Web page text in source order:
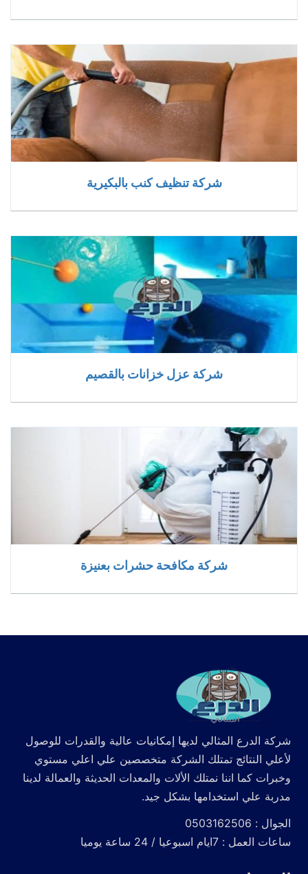
شركة تنظيف كنب بالبكيرية
شركة عزل خزانات بالقصيم
شركة مكافحة حشرات بعنيزة
شركة الدرع المثالي لديها إمكانيات عالية والقدرات للوصول
لأعلي النتائج تمتلك الشركة متخصصين علي اعلي مستوي
وخبرات كما اننا نمتلك الألات والمعدات الحديثة والعمالة لدينا
مدربة علي استخدامها بشكل جيد.
الجوال : 0503162506
ساعات العمل : 7ايام اسبوعيا / 24 ساعة يوميا